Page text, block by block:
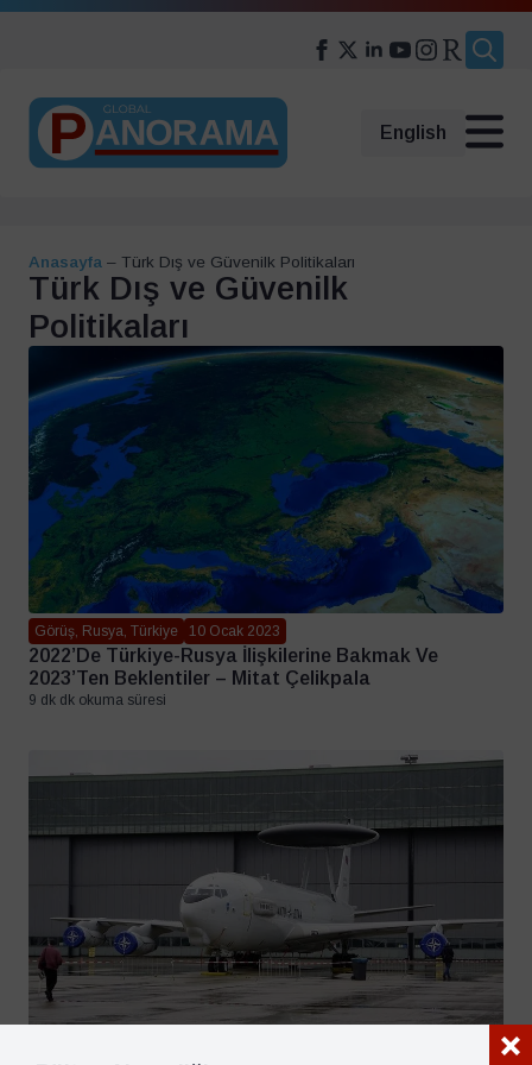
English
Anasayfa – Türk Dış ve Güvenilk Politikaları
Türk Dış ve Güvenilk
Politikaları
Görüş, Rusya, Türkiye 10 Ocak 2023
2022’de Türkiye-Rusya İlişkilerine Bakmak Ve
2023’ten Beklentiler – Mitat Çelikpala
9 dk dk okuma süresi